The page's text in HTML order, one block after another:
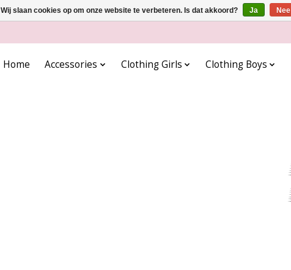
Home Accessories Clothing Girls Clothing Boys
Wij slaan cookies op om onze website te verbeteren. Is dat akkoord? Ja Nee